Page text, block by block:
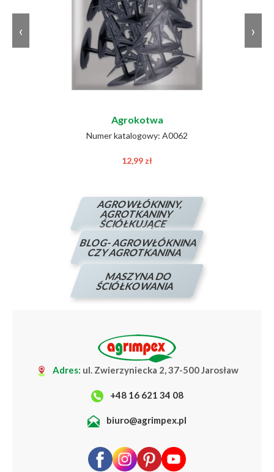
Szybsze nagrzewanie podłoża:Pomaga w
utrzymaniu odpowiedniej temperatury gleby.
Przepuszcza powietrze i wodę:Umożliwia
cyrkulację powietrza i przepływ wody, co jest
korzystne dla zdrowia roślin.
Zwiększa wilgotność:Zatrzymuje wilgoć pod
1,6 m 5 m
1,6 m 10 m
‹
Agrokotwa
Numer katalogowy: A0062
12,99 zł
›
AGROWŁÓKNINY,
AGROTKANINY
ŚCIÓŁKUJĄCE
BLOG- AGROWŁÓKNINA
CZY AGROTKANINA
MASZYNA DO
ŚCIÓŁKOWANIA
Adres: ul. Zwierzyniecka 2, 37-500 Jarosław
+48 16 621 34 08
biuro@agrimpex.pl